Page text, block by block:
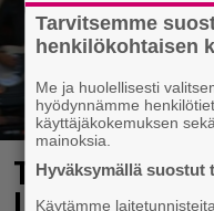
Tv-ohjelman
Tarvitsemme
henkilökohtaisen
Me ja huolellisesti
hyödynnämme
käyttäjäkokemuksen
mainoksia.
Hyväksymällä suostut
Käytämme